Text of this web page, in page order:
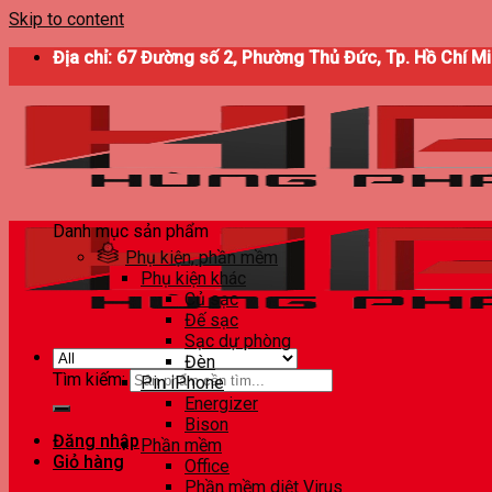
Skip to content
Địa chỉ: 67 Đường số 2, Phường Thủ Đức, Tp. Hồ Chí
Tìm kiếm:
Đăng nhập
Giỏ hàng
Danh mục sản phẩm
Phụ kiện, phần mềm
Phụ kiện khác
Củ sạc
Đế sạc
Sạc dự phòng
Đèn
Pin iPhone
Energizer
Bison
Phần mềm
Office
Phần mềm diệt Virus